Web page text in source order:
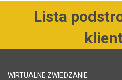
Lista
WIRTUALNE ZWIEDZANIE